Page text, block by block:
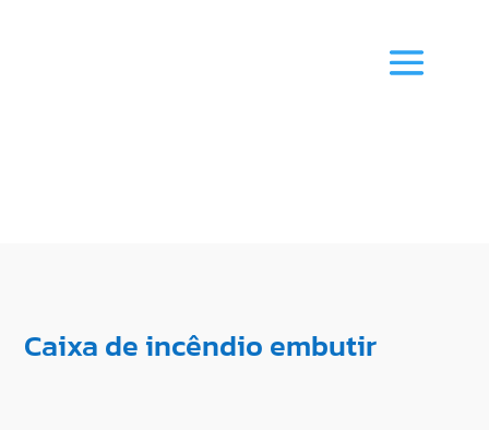
Caixa de incêndio embutir